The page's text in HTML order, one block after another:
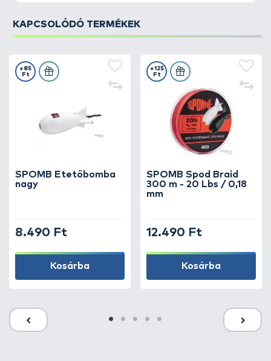
KAPCSOLÓDÓ TERMÉKEK
SPOMB Etetőbomba
nagy
+85
Ft
8.490 Ft
Kosárba
SPOMB Spod Braid
300 m - 20 Lbs / 0,18
mm
+125
Ft
12.490 Ft
Kosárba